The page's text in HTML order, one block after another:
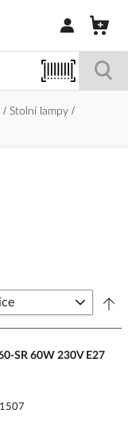
Přihlásit/
Stolní lampy
SR 60W 230V E27